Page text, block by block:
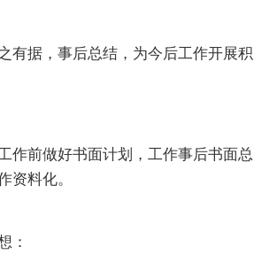
有据，事后总结，为今后工作开展积
作前做好书面计划，工作事后书面总
资料化。
：